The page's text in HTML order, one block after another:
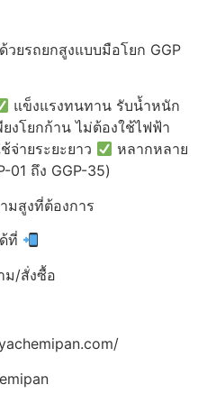
ยรถยกสูงแบบมือโยก GGP
แข็งแรงทนทาน รับน้ำหนัก
ยงโยกก้าน ไม่ต้องใช้ไฟฟ้า
จ่ายระยะยาว
หลากหลาย
01 ถึง GGP-35)
มสูงที่ต้องการ
ที่
ม/สั่งซื้อ